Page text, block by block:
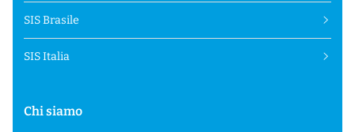
SIS Brasile
SIS Italia
Chi siamo